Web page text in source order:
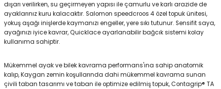
dışarı verilirken, su geçirmeyen yapısı ile çamurlu ve karlı arazide de
ayaklarınız kuru kalacaktır. Salomon speedcroos 4 özel topuk ünitesi,
yokuş aşağı inişlerde kaymanızı engeller, yere sıkı tutunur. Sensifit saya,
ayağınızı iyice kavrar, Quicklace ayarlanabilir bağcık sistemi kolay
kullanıma sahiptir.
Mükemmel ayak ve bilek kavrama performans'ına sahip anatomik
kalıp, Kaygan zemin koşullarında dahi mükemmel kavrama sunan
çivili taban tasarımı ve taban ile optimize edilmiş topuk, Contagrip® TA